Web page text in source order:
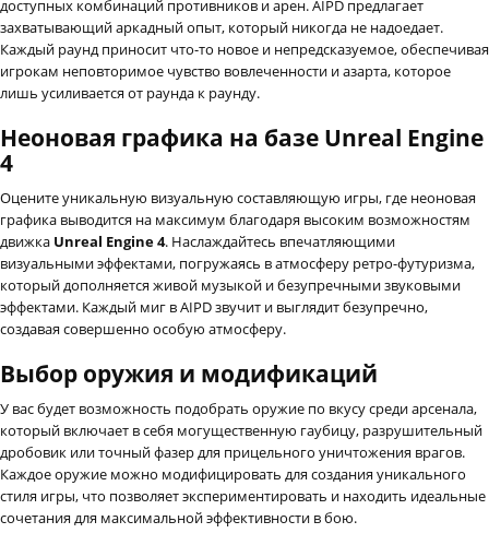
доступных комбинаций противников и арен. AIPD предлагает
захватывающий аркадный опыт, который никогда не надоедает.
Каждый раунд приносит что-то новое и непредсказуемое, обеспечивая
игрокам неповторимое чувство вовлеченности и азарта, которое
лишь усиливается от раунда к раунду.
Неоновая графика на базе Unreal Engine
4
Оцените уникальную визуальную составляющую игры, где неоновая
графика выводится на максимум благодаря высоким возможностям
движка Unreal Engine 4. Наслаждайтесь впечатляющими
визуальными эффектами, погружаясь в атмосферу ретро-футуризма,
который дополняется живой музыкой и безупречными звуковыми
эффектами. Каждый миг в AIPD звучит и выглядит безупречно,
создавая совершенно особую атмосферу.
Выбор оружия и модификаций
У вас будет возможность подобрать оружие по вкусу среди арсенала,
который включает в себя могущественную гаубицу, разрушительный
дробовик или точный фазер для прицельного уничтожения врагов.
Каждое оружие можно модифицировать для создания уникального
стиля игры, что позволяет экспериментировать и находить идеальные
сочетания для максимальной эффективности в бою.